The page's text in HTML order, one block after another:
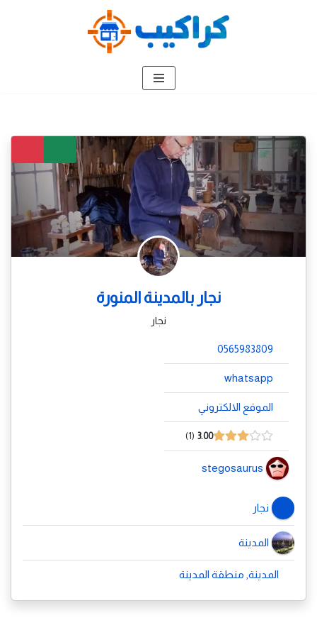
نجار بالمدينة المنورة
نجار
0565983809
whatsapp
الموقع الالكتروني
3.00
1
stegosaurus
نجار
المدينة
المدينة, منطقة المدينة